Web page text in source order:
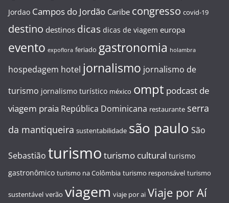
Jordao Campos do Jordão Caribe congresso covid-19
destino destinos dicas dicas de viagem europa
evento expoflora feriado gastronomia holambra
hospedagem hotel jornalismo jornalismo de
turismo jornalismo turístico méxico ompt podcast de
viagem praia República Dominicana restaurante serra
da mantiqueira sustentabilidade são paulo São
Sebastião turismo turismo cultural turismo
gastronômico turismo na Colômbia turismo responsável turismo
sustentável verão viagem viaje por ai Viaje por Aí